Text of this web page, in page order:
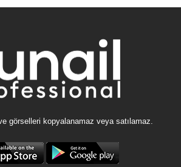
görselleri kopyalanamaz veya satılamaz.